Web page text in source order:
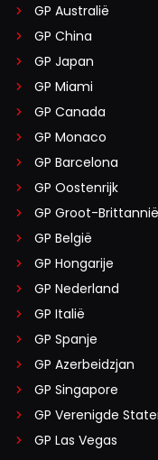
GP Australië
GP China
GP Japan
GP Miami
GP Canada
GP Monaco
GP Barcelona
GP Oostenrijk
GP Groot-Brittannië
GP België
GP Hongarije
GP Nederland
GP Italië
GP Spanje
GP Azerbeidzjan
GP Singapore
GP Verenigde
GP Las Vegas